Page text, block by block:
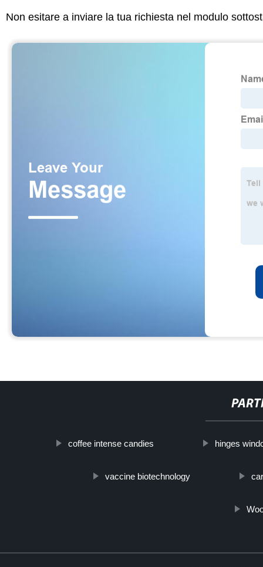
Non esitare a inviare la tua richiesta nel modulo
coffee intense candies hinges
vaccine biotechnology